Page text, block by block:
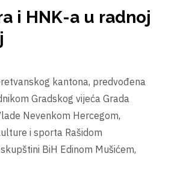
i HNK-a u radnoj
kantona, predvođena
Gradskog vijeća Grada
Nevenkom Hercegom,
i sporta Rašidom
BiH Edinom Mušićem,